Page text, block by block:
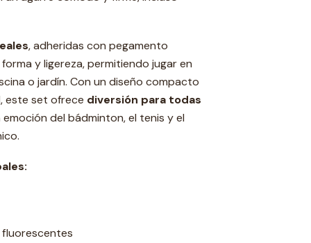
, adheridas con pegamento
y ligereza, permitiendo jugar en
o jardín. Con un diseño compacto
este set ofrece diversión para todas
del bádminton, el tenis y el